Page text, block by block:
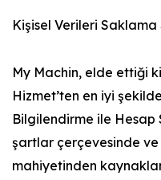
Kişisel Verileri Saklama
My Machin, elde ettiği
Hizmet’ten en iyi
Bilgilendirme ile Hesap
şartlar çerçevesinde ve
mahiyetinden